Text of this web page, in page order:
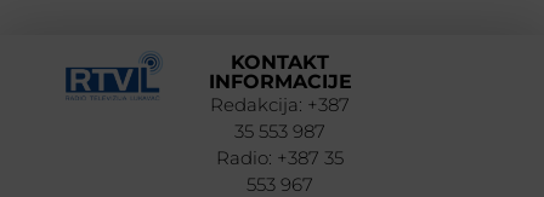
KONTAKT
INFORMACIJE
Redakcija: +387
35 553 987
Radio: +387 35
553 967